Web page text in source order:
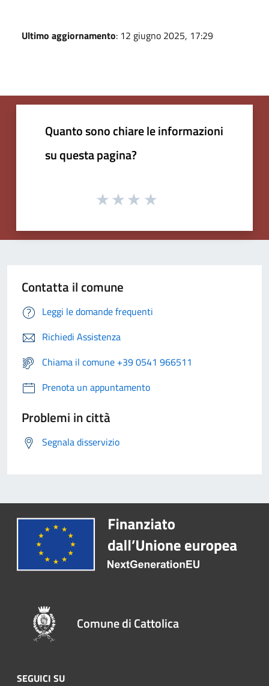
Ultimo aggiornamento: 12 giugno 2025, 17:29
Quanto sono chiare le informazioni
su questa pagina?
Contatta il comune
Leggi le domande frequenti
Richiedi Assistenza
Chiama il comune +39 0541 966511
Prenota un appuntamento
Problemi in città
Segnala disservizio
Comune di Cattolica
SEGUICI SU